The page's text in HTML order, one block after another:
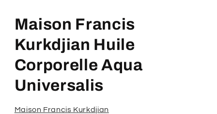
média
dans
une
fenêtre
Maison Francis
Kurkdjian Huile
Corporelle Aqua
Universalis
Maison Francis Kurkdjian